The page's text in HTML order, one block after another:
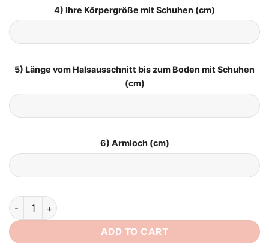
4) Ihre Körpergröße mit Schuhen (cm)
5) Länge vom Halsausschnitt bis zum Boden mit Schuhen
(cm)
6) Armloch (cm)
Brautkleid Lang Schlicht quantity
ADD TO CART